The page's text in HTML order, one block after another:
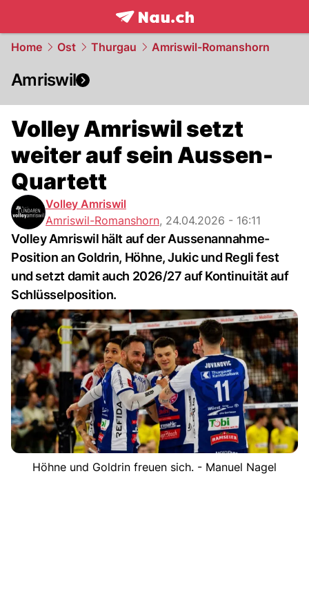
frontpage.NAU.ch
Home Ost Thurgau Amriswil-Romanshorn
Amriswil
Volley Amriswil setzt
weiter auf sein Aussen-
Quartett
Volley Amriswil
Amriswil-Romanshorn, 24.04.2026 - 16:11
Volley Amriswil hält auf der Aussenannahme-
Position an Goldrin, Höhne, Jukic und Regli fest
und setzt damit auch 2026/27 auf Kontinuität auf
Schlüsselposition.
Höhne und Goldrin freuen sich. - Manuel Nagel